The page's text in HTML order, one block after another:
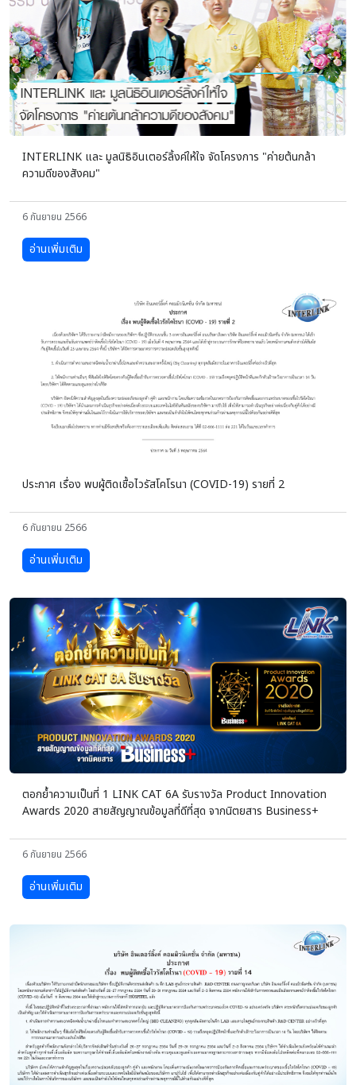
INTERLINK และ มูลนิธิอินเตอร์ลิ้งค์ให้ใจ จัดโครงการ "ค่ายต้นกล้า
ความดีของสังคม"
6 กันยายน 2566
อ่านเพิ่มเติม
ประกาศ เรื่อง พบผู้ติดเชื้อไวรัสโคโรนา (COVID-19) รายที่ 2
6 กันยายน 2566
อ่านเพิ่มเติม
ตอกย้ำความเป็นที่ 1 LINK CAT 6A รับรางวัล Product Innovation
Awards 2020 สายสัญญาณข้อมูลที่ดีที่สุด จากนิตยสาร Business+
6 กันยายน 2566
อ่านเพิ่มเติม